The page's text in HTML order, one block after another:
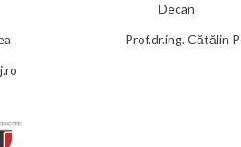
program Decan
Bodea Prof.dr.ing. Cătălin